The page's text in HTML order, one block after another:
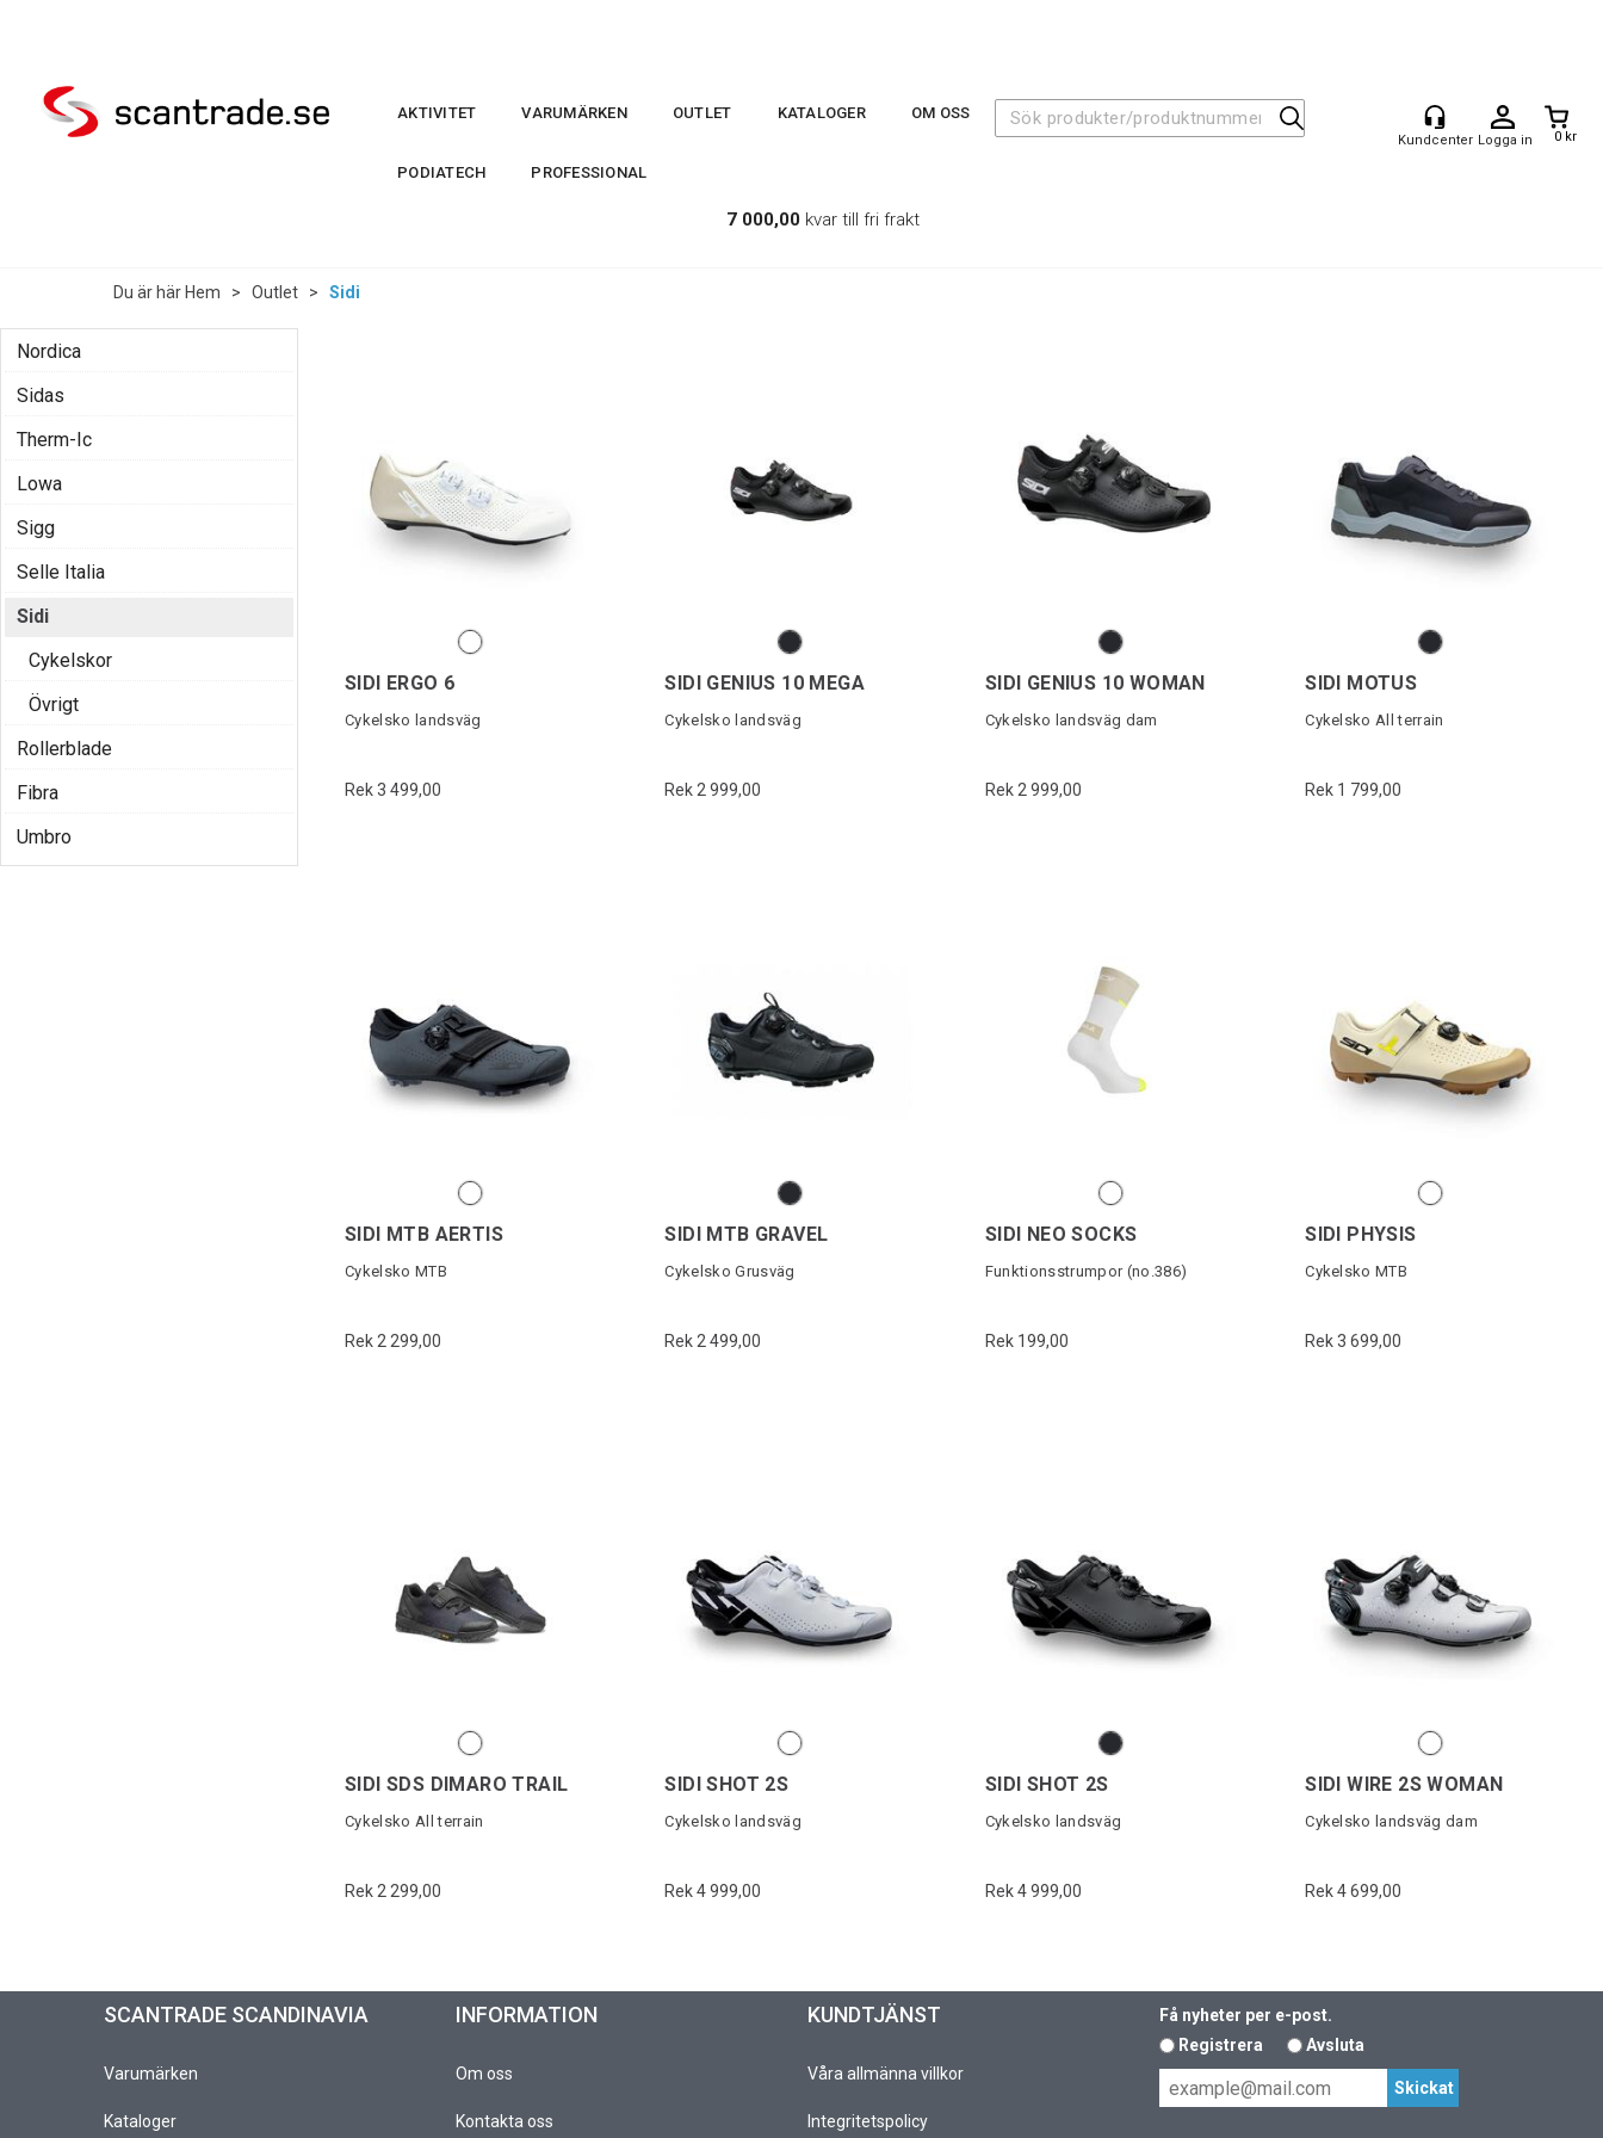
Logga in 0 kr
AKTIVITET VARUMÄRKEN OUTLET KATALOGER OM OSS
PODIATECH PROFESSIONAL
7 000,00 kvar till fri frakt
Du är här Hem > Outlet > Sidi
Nordica
Sidas
Therm-Ic
Lowa
Sigg
Selle Italia
Sidi
Cykelskor
Övrigt
Rollerblade
Fibra
Umbro
SIDI ERGO 6
Cykelsko landsväg
Rek 3 499,00
SIDI GENIUS 10 MEGA
Cykelsko landsväg
Rek 2 999,00
SIDI GENIUS 10 WOMAN
Cykelsko landsväg dam
Rek 2 999,00
SIDI MOTUS
Cykelsko All terrain
Rek 1 799,00
SIDI MTB AERTIS
Cykelsko MTB
Rek 2 299,00
SIDI MTB GRAVEL
Cykelsko Grusväg
Rek 2 499,00
SIDI NEO SOCKS
Funktionsstrumpor (no.386)
Rek 199,00
SIDI PHYSIS
Cykelsko MTB
Rek 3 699,00
SIDI SDS DIMARO TRAIL
Cykelsko All terrain
Rek 2 299,00
SIDI SHOT 2S
Cykelsko landsväg
Rek 4 999,00
SIDI SHOT 2S
Cykelsko landsväg
Rek 4 999,00
SIDI WIRE 2S WOMAN
Cykelsko landsväg dam
Rek 4 699,00
SCANTRADE SCANDINAVIA
Varumärken
Kataloger
INFORMATION
Om oss
Kontakta oss
KUNDTJÄNST
Våra allmänna villkor
Integritetspolicy
Få nyheter per e-post.
Registrera
Avsluta